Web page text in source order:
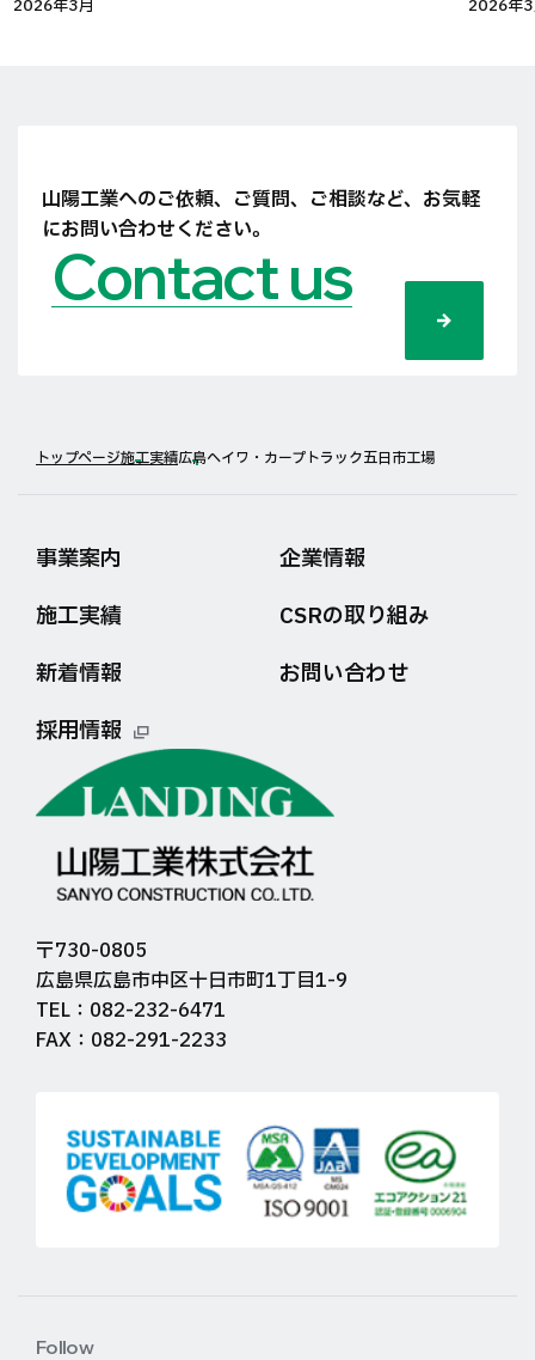
2026年3月 2026年
山陽工業へのご依頼、ご質問、ご相談など、 お気軽
にお問い合わせください。
Contact us
トップページ施工実績広島ヘイワ・カープトラック五日市工場
事業案内
企業情報
施工実績
CSRの取り組み
新着情報
お問い合わせ
採用情報
〒730-0805
広島県広島市中区十日市町1丁目1-9
TEL：082-232-6471
FAX：082-291-2233
Follow